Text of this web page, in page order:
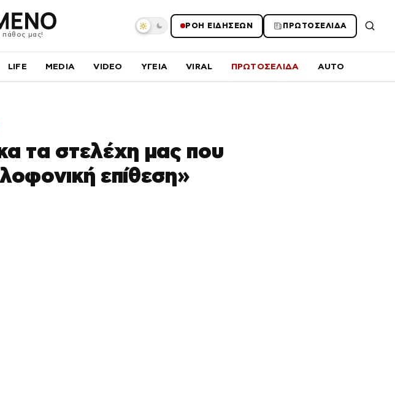
μας!
ΡΟΗ ΕΙΔΗΣΕΩΝ ΠΡΩΤΟΣΕΛΙΔΑ
LIFE MEDIA VIDEO ΥΓΕΙΑ VIRAL ΠΡΩΤΟΣΕΛΙΔΑ AUTO
τα στελέχη μας που
επίθεση»